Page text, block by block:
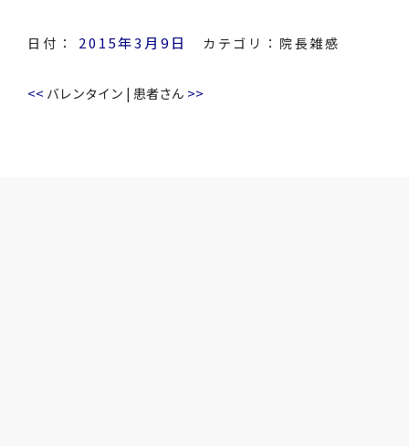
日付： 2015年3月9日 カテゴリ： 院長雑感
<< バレンタイン | 患者さん >>